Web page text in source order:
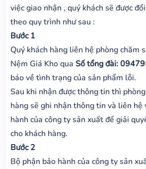
việc giao nhận , quý khách sẽ được
theo quy trình như sau :
Bước 1
Quý khách hàng liên hệ phòng chăm
Nệm Giá Kho qua Số tổng đài:
báo về tình trạng của sản phẩm lỗi.
Sau khi nhận được thông tin thì
hàng sẽ ghi nhận thông tin và liên hệ
hành của công ty sản xuất để giải
cho khách hàng.
Bước 2
Bộ phận bảo hành của công ty sản